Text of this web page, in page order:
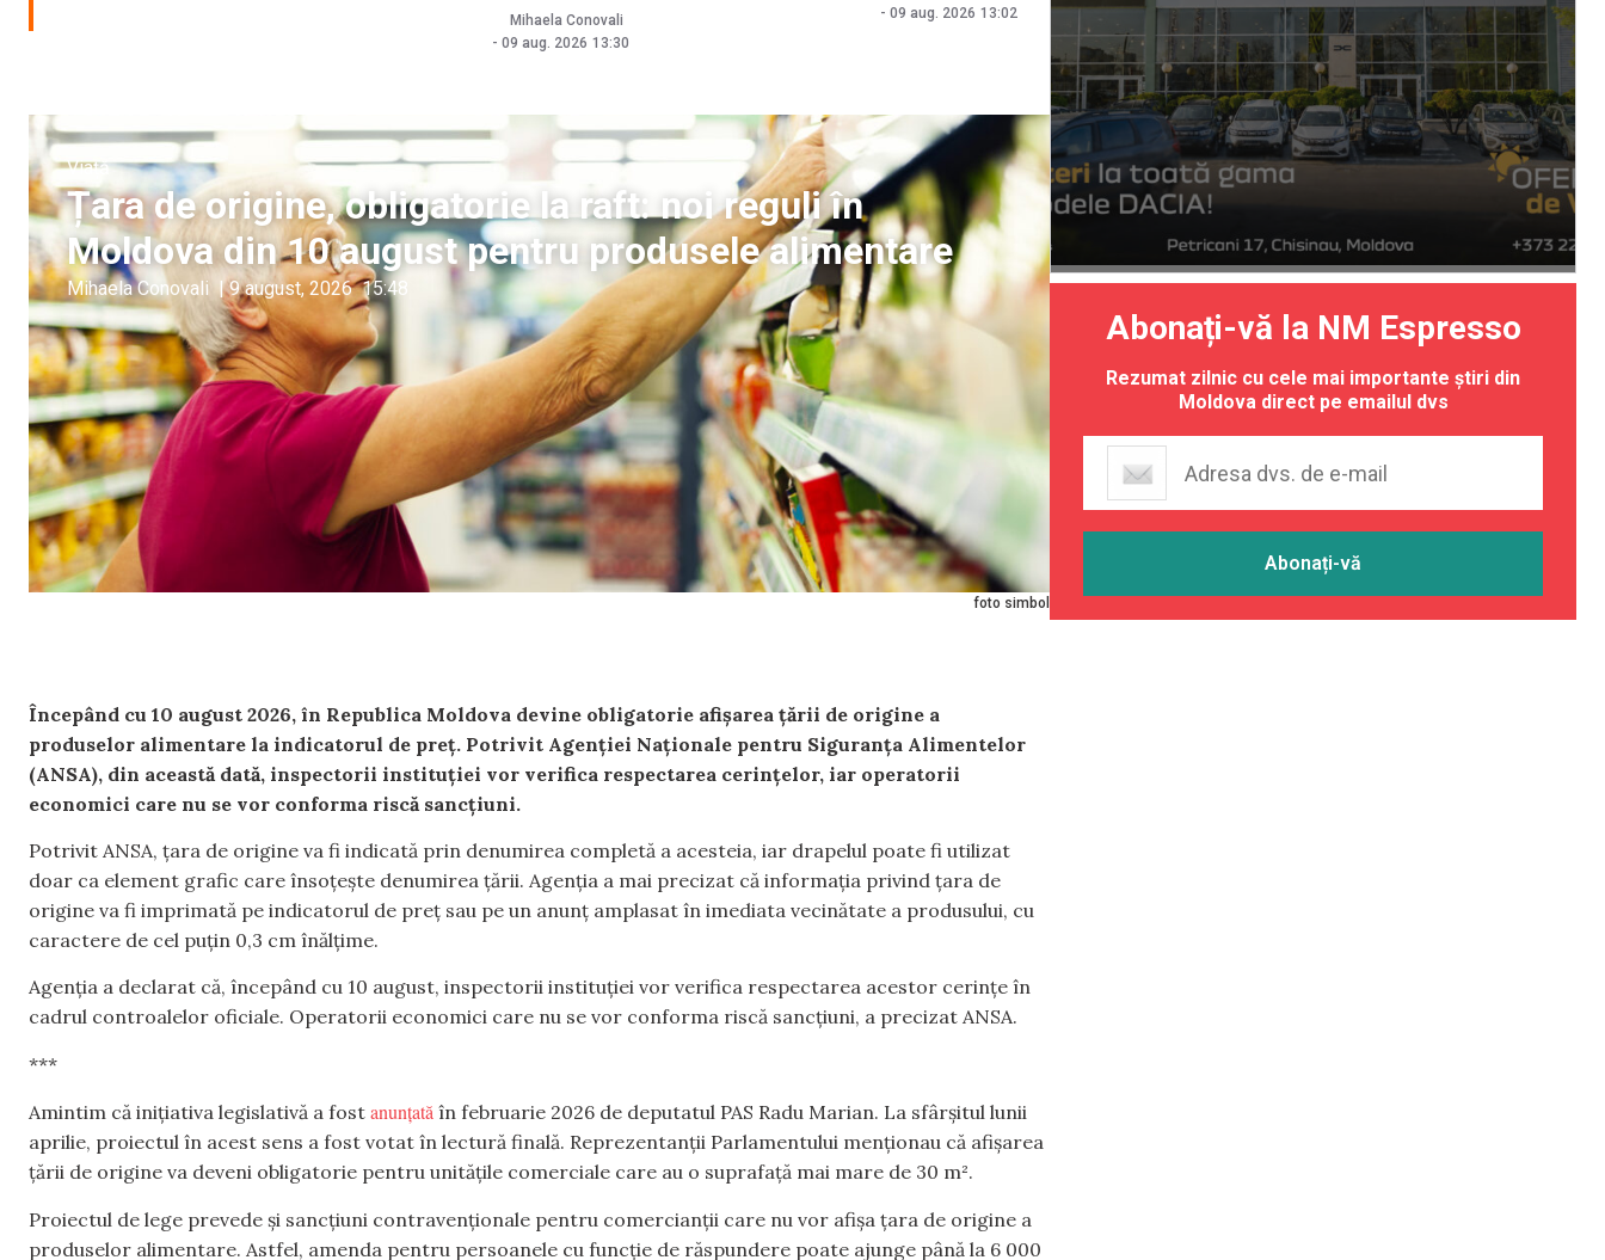
Mihaela Conovali
- 09 aug. 2026 13:30
- 09 aug. 2026 13:02
foto simbol
Viață
Țara de origine, obligatorie la raft: noi reguli în
Moldova din 10 august pentru produsele alimentare
Mihaela Conovali | 9 august, 2026 15:48
Începând cu 10 august 2026, în Republica Moldova devine obligatorie afișarea țării de origine a
produselor alimentare la indicatorul de preț. Potrivit Agenției Naționale pentru Siguranța Alimentelor
(ANSA), din această dată, inspectorii instituției vor verifica respectarea cerințelor, iar operatorii
economici care nu se vor conforma riscă sancțiuni.
Potrivit ANSA, țara de origine va fi indicată prin denumirea completă a acesteia, iar drapelul poate fi utilizat
doar ca element grafic care însoțește denumirea țării. Agenția a mai precizat că informația privind țara de
origine va fi imprimată pe indicatorul de preț sau pe un anunț amplasat în imediata vecinătate a produsului, cu
caractere de cel puțin 0,3 cm înălțime.
Agenția a declarat că, începând cu 10 august, inspectorii instituției vor verifica respectarea acestor cerințe în
cadrul controalelor oficiale. Operatorii economici care nu se vor conforma riscă sancțiuni, a precizat ANSA.
***
Amintim că inițiativa legislativă a fost anunțată în februarie 2026 de deputatul PAS Radu Marian. La sfârșitul lunii
aprilie, proiectul în acest sens a fost votat în lectură finală. Reprezentanții Parlamentului menționau că afișarea
țării de origine va deveni obligatorie pentru unitățile comerciale care au o suprafață mai mare de 30 m².
Proiectul de lege prevede și sancțiuni contravenționale pentru comercianții care nu vor afișa țara de origine a
produselor alimentare. Astfel, amenda pentru persoanele cu funcție de răspundere poate ajunge până la 6 000
Abonați-vă la NM Espresso
Rezumat zilnic cu cele mai importante știri din
Moldova direct pe emailul dvs